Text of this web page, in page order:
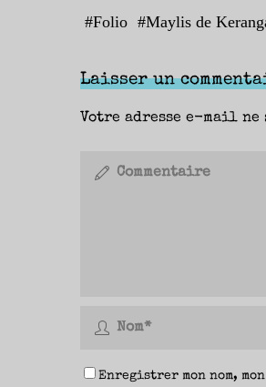
#Folio #Maylis de
Laisser un
Votre adresse e-mail ne
Enregistrer mon nom,